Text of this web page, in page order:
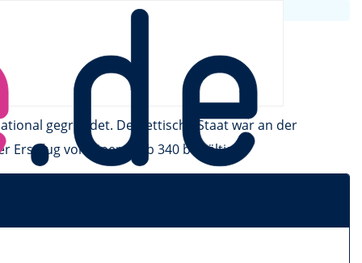
gegründet. Der lettische Staat war an der
von einer Saab 340 bewältigt.